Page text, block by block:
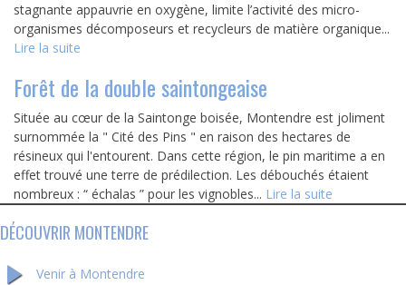
stagnante appauvrie en oxygène, limite l’activité des micro-
organismes décomposeurs et recycleurs de matière organique...
Lire la suite
Forêt de la double saintongeaise
Située au cœur de la Saintonge boisée, Montendre est joliment
surnommée la " Cité des Pins " en raison des hectares de
résineux qui l'entourent. Dans cette région, le pin maritime a en
effet trouvé une terre de prédilection. Les débouchés étaient
nombreux : “ échalas ” pour les vignobles... Lire la suite
DÉCOUVRIR MONTENDRE
Venir à Montendre